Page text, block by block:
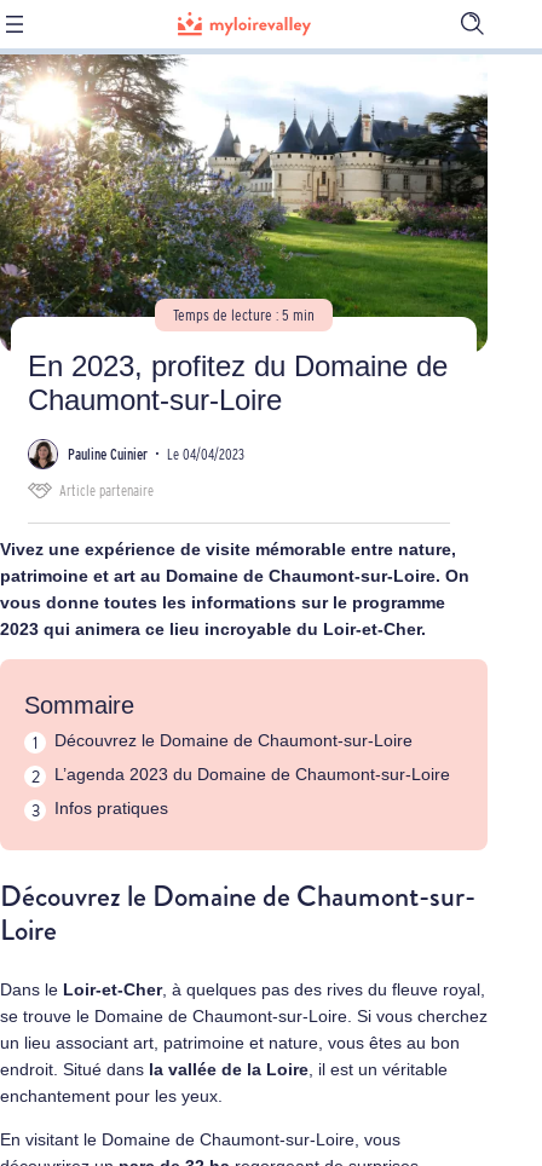
Ouvrir
la
de
Temps de lecture : 5 min
En 2023, profitez du Domaine de
Chaumont-sur-Loire
Pauline Cuinier • Le 04/04/2023
Article partenaire
Vivez une expérience de visite mémorable entre nature,
patrimoine et art au Domaine de Chaumont-sur-Loire. On
vous donne toutes les informations sur le programme
2023 qui animera ce lieu incroyable du Loir-et-Cher.
Sommaire
Découvrez le Domaine de Chaumont-sur-Loire
L’agenda 2023 du Domaine de Chaumont-sur-Loire
Infos pratiques
Découvrez le Domaine de Chaumont-sur-
Loire
Dans le Loir-et-Cher, à quelques pas des rives du fleuve royal,
se trouve le Domaine de Chaumont-sur-Loire. Si vous cherchez
un lieu associant art, patrimoine et nature, vous êtes au bon
endroit. Situé dans la vallée de la Loire , il est un véritable
enchantement pour les yeux.
En visitant le Domaine de Chaumont-sur-Loire, vous